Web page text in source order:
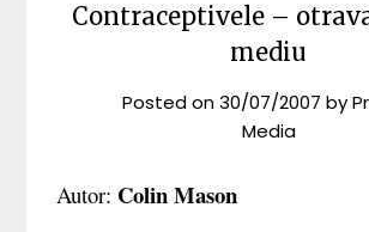
Contraceptivele –
mediu
Posted on30/07/2007 by
Media
Autor: Colin Mason